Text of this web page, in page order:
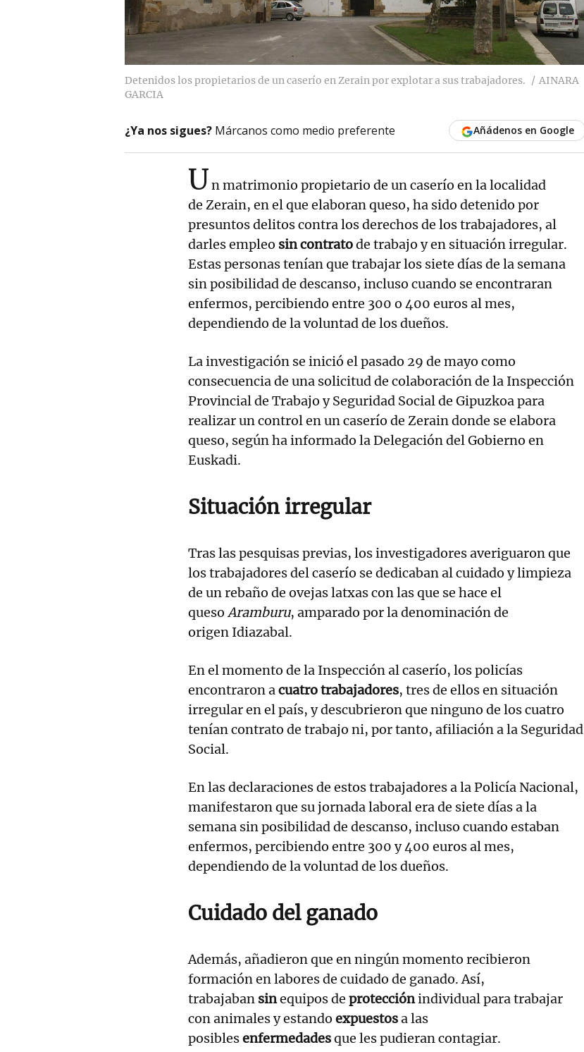
Detenidos los propietarios de un caserío en Zerain por explotar a sus trabajadores.
AINARA
GARCIA
¿Ya nos sigues? Márcanos como medio preferente Añádenos en Google
Un matrimonio propietario de un caserío en la localidad
de Zerain, en el que elaboran queso, ha sido detenido por
presuntos delitos contra los derechos de los trabajadores, al
darlesempleo sin contratode trabajo y en situación irregular.
Estas personas tenían que trabajar los siete días de la semana
sin posibilidad de descanso, incluso cuando se encontraran
enfermos, percibiendo entre 300 o 400 euros al mes,
dependiendo de la voluntad de los dueños.
La investigación se inició el pasado 29 de mayo como
consecuencia de una solicitud de colaboración de la Inspección
Provincial de Trabajo y Seguridad Social de Gipuzkoa para
realizar un control en un caserío de Zerain donde se elabora
queso, según ha informado la Delegación del Gobierno en
Euskadi.
Situación irregular
Tras las pesquisas previas, los investigadores averiguaron que
los trabajadores del caserío se dedicaban al cuidado y limpieza
de un rebaño de ovejas latxas con las que se hace el
quesoAramburu, amparado por la denominación de
origen Idiazabal.
En el momento de la Inspección al caserío, los policías
encontraron acuatro trabajadores, tres de ellos en situación
irregular en el país, y descubrieron que ninguno de los cuatro
tenían contrato de trabajo ni, por tanto, afiliación a la Seguridad
Social.
En las declaraciones de estos trabajadores a la Policía Nacional,
manifestaron que su jornada laboral era de siete días a la
semana sin posibilidad de descanso, incluso cuando estaban
enfermos, percibiendo entre 300 y 400 euros al mes,
dependiendo de la voluntad de los dueños.
Cuidado del ganado
Además, añadieron que en ningún momento recibieron
formación en labores de cuidado de ganado. Así,
trabajaban sinequipos de protecciónindividual para trabajar
con animales y estando expuestosa las
posiblesenfermedadesque les pudieran contagiar.